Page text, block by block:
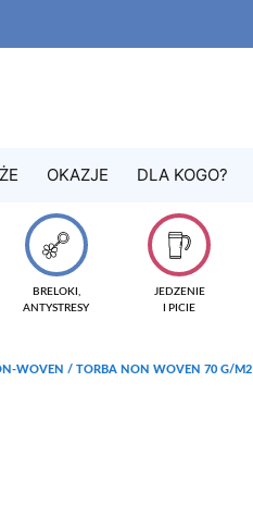
OKAZJE DLA KOGO?
BRELOKI,
ANTYSTRESY
JEDZENIE
I PICIE
WOVEN / TORBA NON WOVEN 70 G/M2